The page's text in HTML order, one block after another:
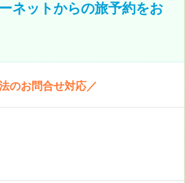
ネットからの旅予約をお
のお問合せ対応／